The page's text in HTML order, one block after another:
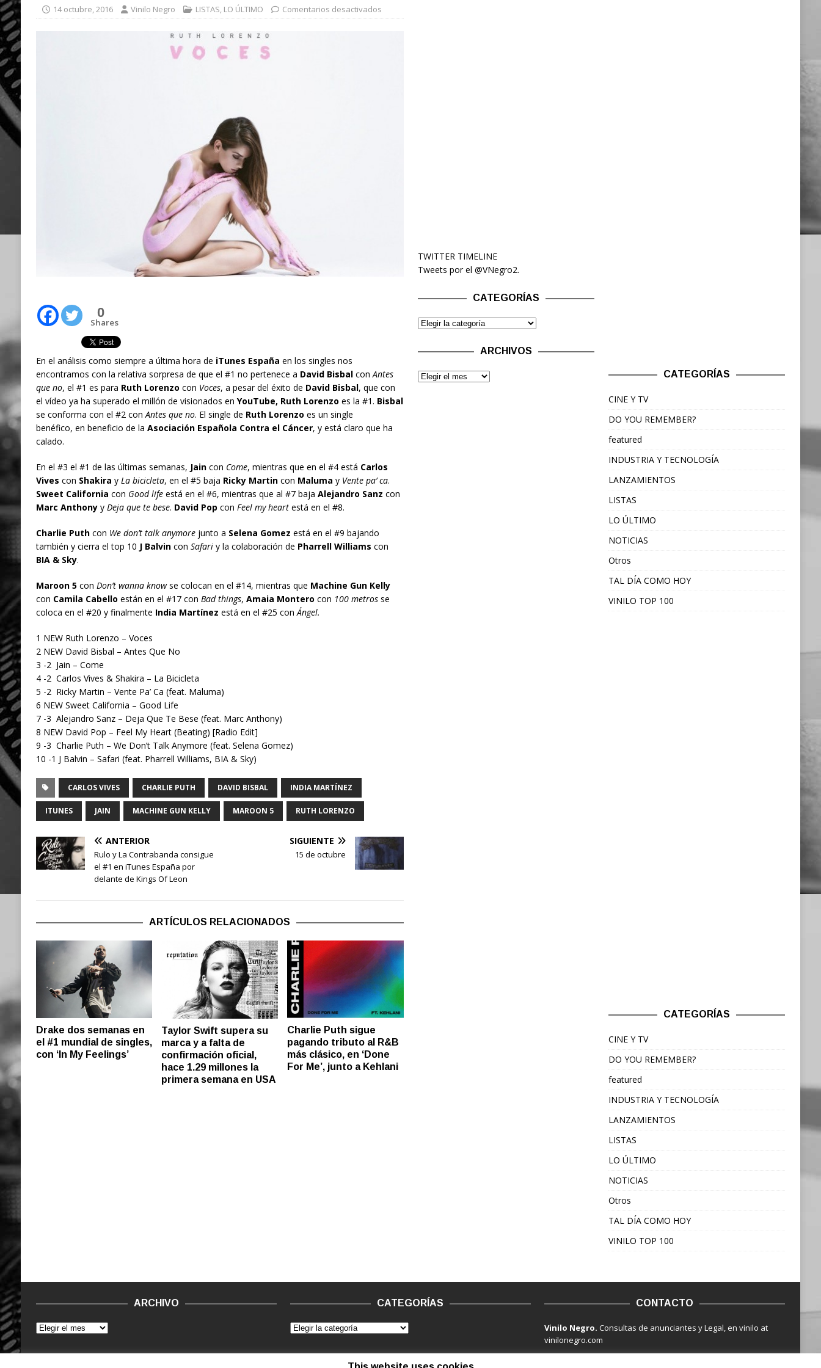
14 octubre, 2016 Vinilo Negro LISTAS, LO ÚLTIMO Comentarios desactivados
0
Shares
En el análisis como siempre a última hora de iTunes España en los singles nos
encontramos con la relativa sorpresa de que el #1 no pertenece a David BisbalconAntes
que no, el #1 es para Ruth Lorenzo con Voces, a pesar del éxito de David Bisbal, que con
el vídeo ya ha superado el millón de visionados en YouTube, Ruth Lorenzo es la #1. Bisbal
se conforma con el #2 conAntes que no. El single de Ruth Lorenzo es un single
benéfico, en beneficio de la Asociación Española Contra el Cáncer, y está claro que ha
calado.
En el #3 el #1 de las últimas semanas, Jaincon Come, mientras que en el #4 está Carlos
Vives con Shakira y La bicicleta, en el #5 baja Ricky Martincon Maluma yVente pa’ ca.
Sweet California con Good lifeestá en el #6, mientras que al #7 baja Alejandro Sanz con
Marc AnthonyyDeja que te bese. David Pop con Feel my heartestá en el #8.
Charlie Puthcon We don’t talk anymorejunto a Selena Gomez está en el #9 bajando
también y cierra el top 10 J Balvincon Safariy la colaboración de Pharrell Williams con
BIA & Sky.
Maroon 5con Don’t wanna knowse colocan en el #14, mientras que Machine Gun Kelly
con Camila Cabello están en el #17 con Bad things, Amaia Montero con 100 metrosse
coloca en el #20 y finalmente India Martínez está en el #25 con Ángel.
1 NEW Ruth Lorenzo – Voces
2 NEW David Bisbal – Antes Que No
3 -2 Jain – Come
4 -2 Carlos Vives & Shakira – La Bicicleta
5 -2 Ricky Martin – Vente Pa’ Ca (feat. Maluma)
6 NEW Sweet California – Good Life
7 -3 Alejandro Sanz – Deja Que Te Bese (feat. Marc Anthony)
8 NEW David Pop – Feel My Heart (Beating) [Radio Edit]
9 -3 Charlie Puth – We Don’t Talk Anymore (feat. Selena Gomez)
10 -1 J Balvin – Safari (feat. Pharrell Williams, BIA & Sky)
CARLOS VIVES CHARLIE PUTH DAVID BISBAL INDIA MARTÍNEZ
ITUNES JAIN MACHINE GUN KELLY MAROON 5 RUTH LORENZO
ANTERIOR
Rulo y La Contrabanda consigue
el #1 en iTunes España por
delante de Kings Of Leon
SIGUIENTE
15 de octubre
ARTÍCULOS RELACIONADOS
Drake dos semanas en
el #1 mundial de singles,
con ‘In My Feelings’
Taylor Swift supera su
marca y a falta de
confirmación oficial,
hace 1.29 millones la
primera semana en USA
Charlie Puth sigue
pagando tributo al R&B
más clásico, en ‘Done
For Me’, junto a Kehlani
TWITTER TIMELINE
Tweets por el @VNegro2.
CATEGORÍAS
ARCHIVOS
CATEGORÍAS
CINE Y TV
DO YOU REMEMBER?
featured
INDUSTRIA Y TECNOLOGÍA
LANZAMIENTOS
LISTAS
LO ÚLTIMO
NOTICIAS
Otros
TAL DÍA COMO HOY
VINILO TOP 100
CATEGORÍAS
CINE Y TV
DO YOU REMEMBER?
featured
INDUSTRIA Y TECNOLOGÍA
LANZAMIENTOS
LISTAS
LO ÚLTIMO
NOTICIAS
Otros
TAL DÍA COMO HOY
VINILO TOP 100
ARCHIVO CATEGORÍAS CONTACTO
Vinilo Negro.Consultas de anunciantes y Legal, en vinilo at
vinilonegro.com